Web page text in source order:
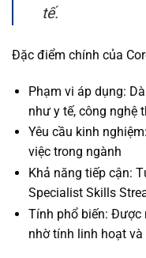
tế.
Đặc điểm chính của
Phạm vi áp dụng:
như y tế, công nghệ
Yêu cầu kinh
việc trong ngành
Khả năng tiếp cận:
Specialist Skills
Tính phổ biến: Được
nhờ tính linh hoạt